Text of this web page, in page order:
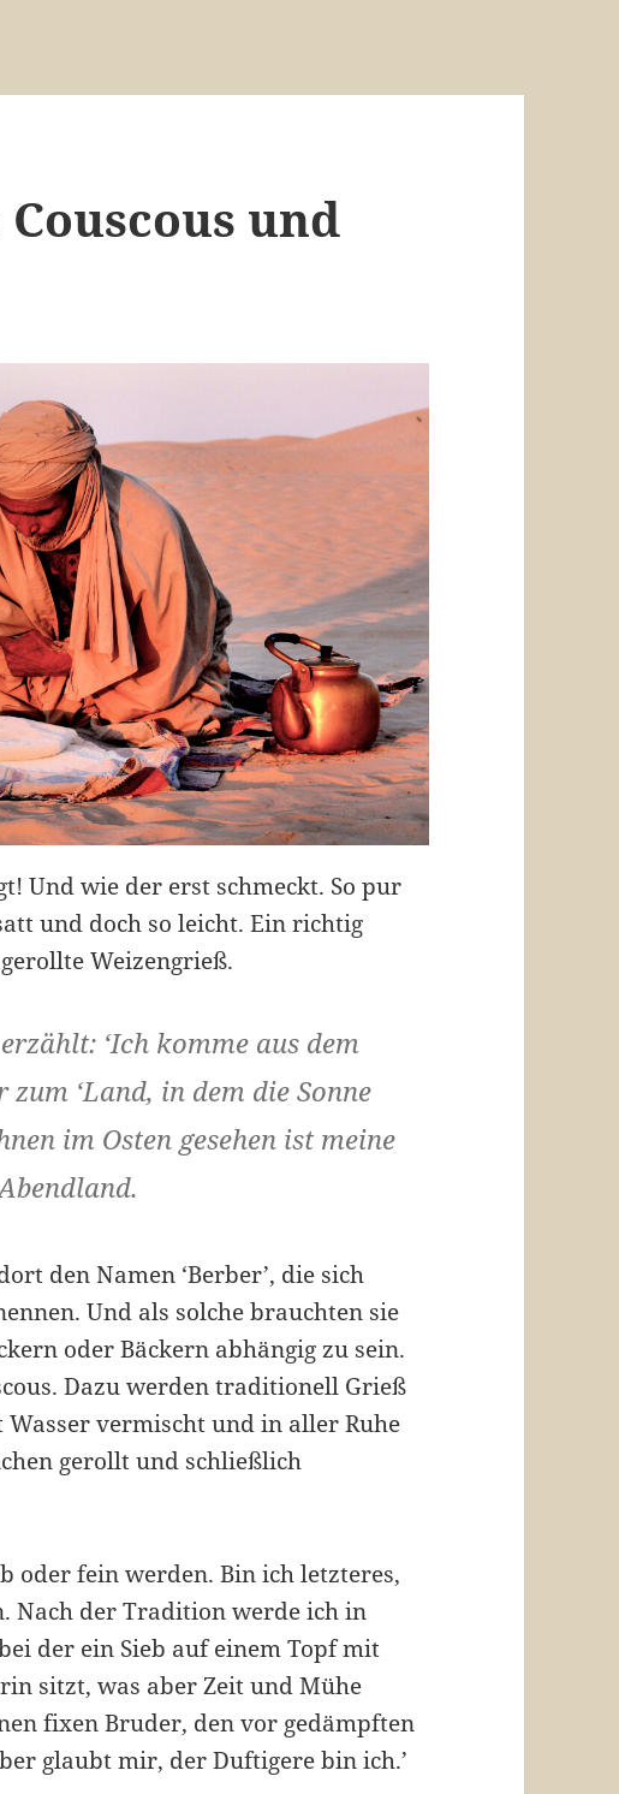
und
Und wie der erst schmeckt. So pur
und doch so leicht. Ein richtig
Weizengrieß.
‘Ich komme aus dem
‘Land, in dem die Sonne
im Osten gesehen ist meine
den Namen ‘Berber’, die sich
Und als solche brauchten sie
oder Bäckern abhängig zu sein.
Dazu werden traditionell Grieß
vermischt und in aller Ruhe
gerollt und schließlich
oder fein werden. Bin ich letzteres,
Nach der Tradition werde ich in
der ein Sieb auf einem Topf mit
sitzt, was aber Zeit und Mühe
fixen Bruder, den vor gedämpften
glaubt mir, der Duftigere bin ich.’